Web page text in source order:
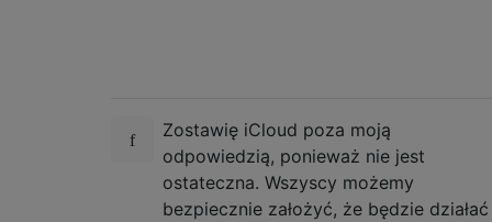
Zostawię iCloud poza moją
odpowiedzią, ponieważ nie jest
ostateczna. Wszyscy możemy
bezpiecznie założyć, że będzie działać